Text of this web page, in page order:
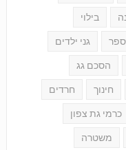
בילוי
גני ילדים
הסכם גג
חינוך חרדים
כרמי גת צפון
משטרה